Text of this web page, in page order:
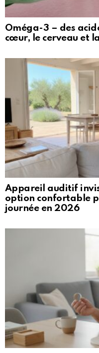
Oméga-3 – des
cœur, le cerveau et
Appareil auditif
option confortable
journée en 2026